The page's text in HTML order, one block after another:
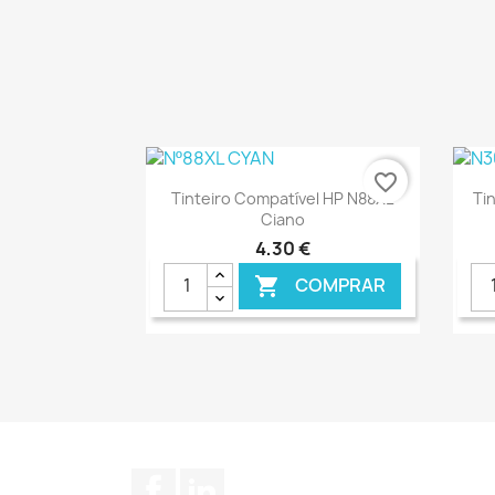
Ver+
Tinteiro Compatível HP N88XL
Ciano
4,30 €
 COMPRAR
favorite_border